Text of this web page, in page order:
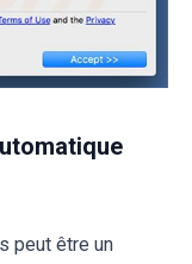
peut être un